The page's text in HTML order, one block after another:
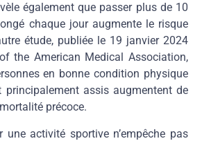
également que passer plus de 10
chaque jour augmente le risque
étude, publiée le 19 janvier 2024
the American Medical Association,
en bonne condition physique
assis augmentent de
précoce.
activité sportive n’empêche pas